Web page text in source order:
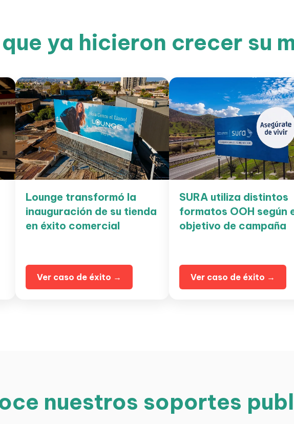
ya hicieron crecer su
Lounge transformó la
inauguración de su tienda
en éxito comercial
Ver caso de éxito →
SURA utiliza distintos
formatos OOH según
objetivo de campaña
Ver caso de éxito →
nuestros soportes